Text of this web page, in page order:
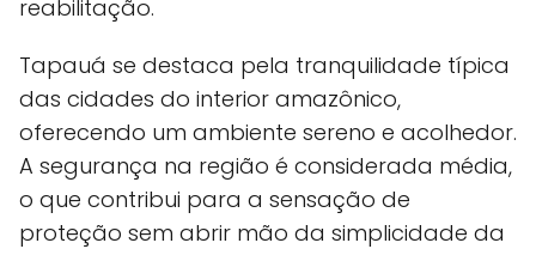
reabilitação.
Tapauá se destaca pela tranquilidade típica
das cidades do interior amazônico,
oferecendo um ambiente sereno e acolhedor.
A segurança na região é considerada média,
o que contribui para a sensação de
proteção sem abrir mão da simplicidade da